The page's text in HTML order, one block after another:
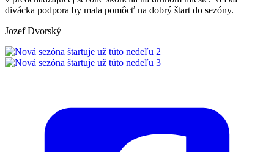
divácka podpora by mala pomôcť na dobrý štart do sezóny.
Jozef Dvorský